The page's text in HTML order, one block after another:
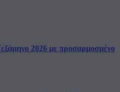
2026 με προσαρμοσμένο